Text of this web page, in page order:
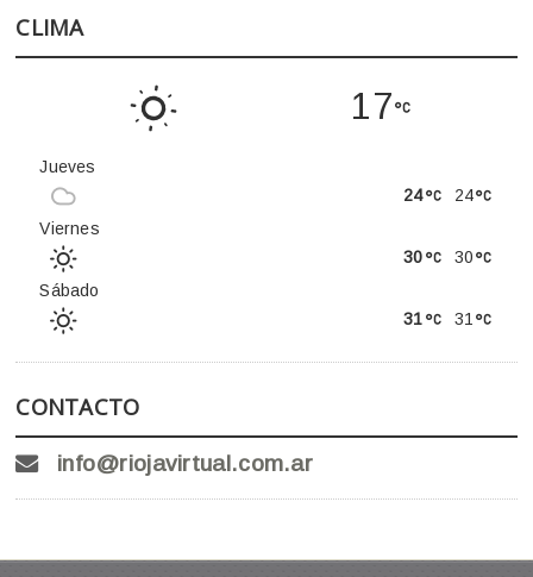
CLIMA
17
Jueves
24
24
Viernes
30
30
Sábado
31
31
CONTACTO
info@riojavirtual.com.ar